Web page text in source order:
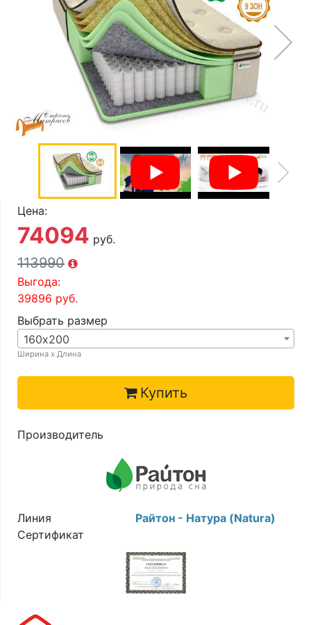
Доставка по городу
Цена:
74094 руб.
113990
Выгода:
39896 руб.
Выбрать размер
160х200
Ширина х Длина
Купить
Производитель
Линия
Райтон - Натура (Natura)
Сертификат